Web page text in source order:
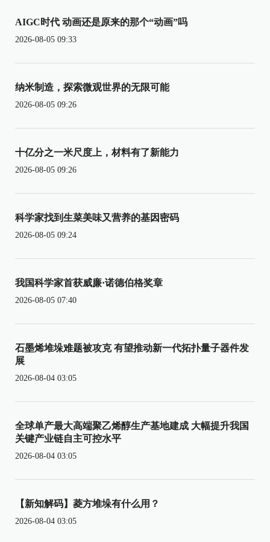
AIGC时代 动画还是原来的那个“动画”吗
2026-08-05 09:33
纳米制造，探索微观世界的无限可能
2026-08-05 09:26
十亿分之一米尺度上，材料有了新能力
2026-08-05 09:26
科学家找到生菜美味又营养的基因密码
2026-08-05 09:24
我国科学家首获威廉·诺德伯格奖章
2026-08-05 07:40
石墨烯堆垛难题被攻克 有望推动新一代拓扑量子器件发
展
2026-08-04 03:05
全球单产最大高端聚乙烯醇生产基地建成 大幅提升我国
关键产业链自主可控水平
2026-08-04 03:05
【新知解码】菱方堆垛有什么用？
2026-08-04 03:05